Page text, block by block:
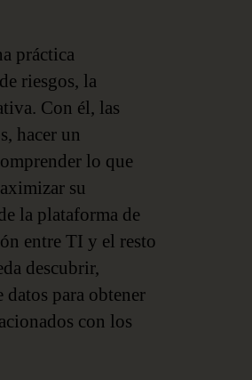
práctica
riesgos, la
Con él, las
hacer un
lo que
su
la plataforma de
entre TI y el resto
descubrir,
para obtener
con los